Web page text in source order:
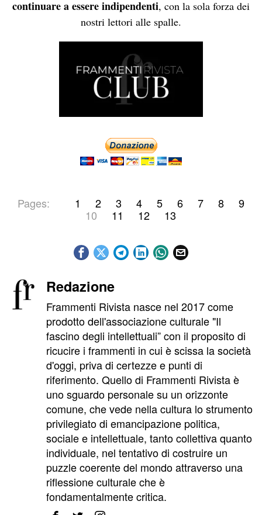
continuare a essere indipendenti, con la sola forza dei
nostri lettori alle spalle.
Pages: 1 2 3 4 5 6 7 8
9
10
11 12 13
Redazione
Frammenti Rivista nasce nel 2017 come
prodotto dell'associazione culturale "Il
fascino degli intellettuali” con il proposito di
ricucire i frammenti in cui è scissa la società
d'oggi, priva di certezze e punti di
riferimento. Quello di Frammenti Rivista è
uno sguardo personale su un orizzonte
comune, che vede nella cultura lo strumento
privilegiato di emancipazione politica,
sociale e intellettuale, tanto collettiva quanto
individuale, nel tentativo di costruire un
puzzle coerente del mondo attraverso una
riflessione culturale che è
fondamentalmente critica.